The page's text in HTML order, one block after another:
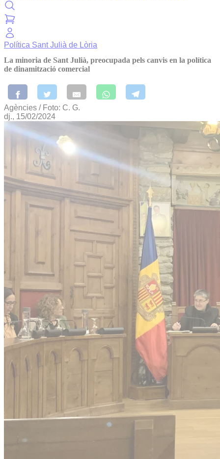
Política Sant Julià de Lòria
La minoria de Sant Julià, preocupada pels canvis en la política
de dinamització comercial
Agències / Foto: C. G.
dj., 15/02/2024